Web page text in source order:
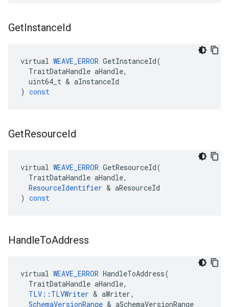
GetInstanceId
virtual WEAVE_ERROR GetInstanceId(
TraitDataHandle aHandle,
uint64_t & aInstanceId
) const
GetResourceId
virtual WEAVE_ERROR GetResourceId(
TraitDataHandle aHandle,
ResourceIdentifier & aResourceId
) const
HandleToAddress
virtual WEAVE_ERROR HandleToAddress(
TraitDataHandle aHandle,
TLV :: TLVWriter & aWriter,
SchemaVersionRange & aSchemaVersionRange